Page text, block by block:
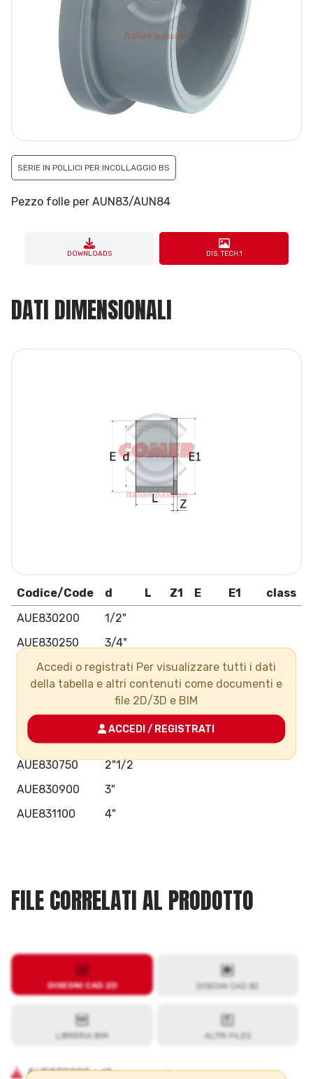
SERIE IN POLLICI PER INCOLLAGGIO BS
Pezzo folle per AUN83/AUN84
DOWNLOADS DIS. TECH.1
DATI DIMENSIONALI
Codice/Code d L Z1 E E1 class
AUE830200
1/2"
AUE830250
3/4"
AUE830320
1"
AUE830400
1"1/4
AUE830500
1"1/2
AUE830630
2"
AUE830750
2"1/2
AUE830900
3"
AUE831100
4"
Accedi o registrati Per visualizzare tutti i dati
della tabella e altri contenuti come documenti e
file 2D/3D e BIM
ACCEDI / REGISTRATI
FILE CORRELATI AL PRODOTTO